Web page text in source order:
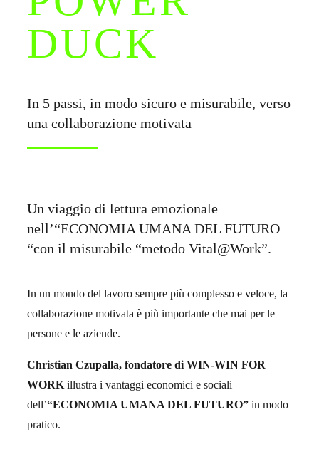
DUCK
In 5 passi, in modo sicuro e misurabile, verso
una collaborazione motivata
Un viaggio di lettura emozionale
nell’“ECONOMIA UMANA DEL FUTURO
“con il misurabile “metodo Vital@Work”.
In un mondo del lavoro sempre più complesso e veloce, la
collaborazione motivata è più importante che mai per le
persone e le aziende.
Christian Czupalla, fondatore di WIN-WIN FOR
WORKillustra i vantaggi economici e sociali
dell’“ECONOMIA UMANA DEL FUTURO”in modo
pratico.